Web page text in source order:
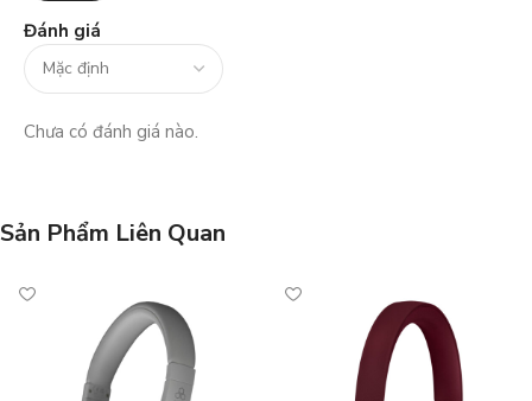
Đánh giá
Chưa có đánh giá nào.
Sản Phẩm Liên Quan